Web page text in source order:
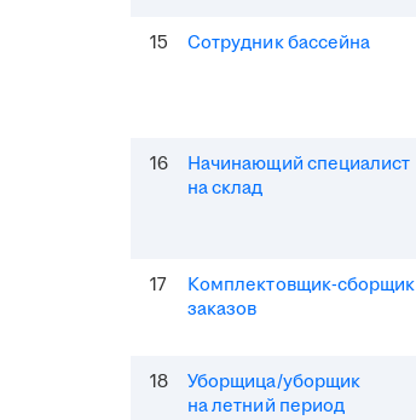
15 Сотрудник бассейна
16
Начинающий специалист
на склад
17
Комплектовщик-сборщик
заказов
18
Уборщица/уборщик
на летний период